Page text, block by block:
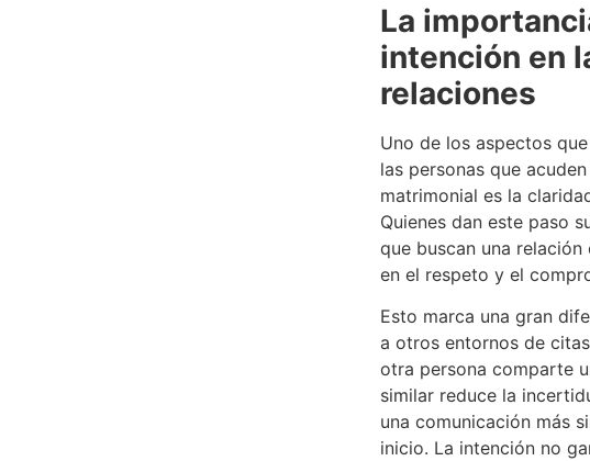
La
intención en
relaciones
Uno de los aspectos
las personas que
matrimonial es la
Quienes dan este paso
que buscan una relación
en el respeto y el
Esto marca una gran
a otros entornos de
otra persona comparte
similar reduce la
una comunicación más
inicio. La intención no